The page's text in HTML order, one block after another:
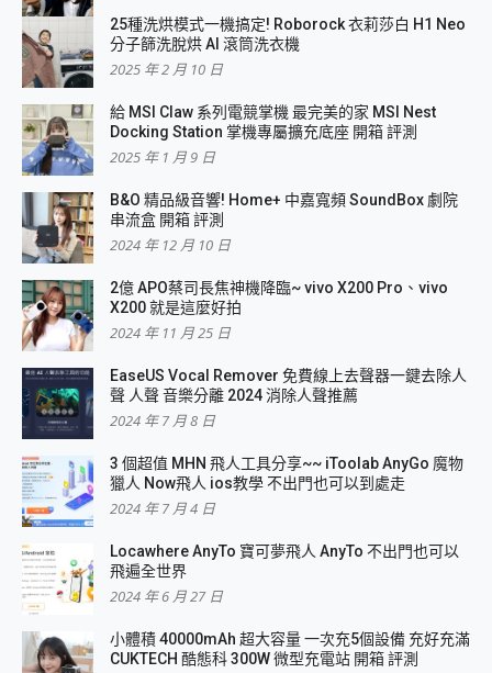
25種洗烘模式一機搞定! Roborock 衣莉莎白 H1 Neo
分子篩洗脫烘 AI 滾筒洗衣機
2025 年 2 月 10 日
給 MSI Claw 系列電競掌機 最完美的家 MSI Nest
Docking Station 掌機專屬擴充底座 開箱 評測
2025 年 1 月 9 日
B&O 精品級音響! Home+ 中嘉寬頻 SoundBox 劇院
串流盒 開箱 評測
2024 年 12 月 10 日
2億 APO蔡司長焦神機降臨~ vivo X200 Pro、vivo
X200 就是這麼好拍
2024 年 11 月 25 日
EaseUS Vocal Remover 免費線上去聲器一鍵去除人
聲 人聲 音樂分離 2024 消除人聲推薦
2024 年 7 月 8 日
3 個超值 MHN 飛人工具分享~~ iToolab AnyGo 魔物
獵人 Now飛人 ios教學 不出門也可以到處走
2024 年 7 月 4 日
Locawhere AnyTo 寶可夢飛人 AnyTo 不出門也可以
飛遍全世界
2024 年 6 月 27 日
小體積 40000mAh 超大容量 一次充5個設備 充好充滿
CUKTECH 酷態科 300W 微型充電站 開箱 評測